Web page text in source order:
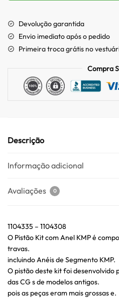
Devolução garantida
Envio imediato após o pedido
Primeira troca grátis no
Compra
Descrição
Informação adicional
Avaliações 0
1104335 – 1104308
O Pistão Kit com Anel KMP é
travas.
incluindo Anéis de Segmento KMP.
O pistão deste kit foi desenvolvido
das CG s de modelos antigos.
pois as peças eram mais grossas e.